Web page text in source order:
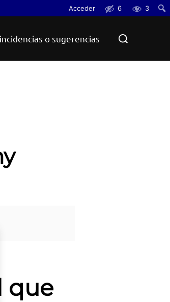
Acceder 6
3
o sugerencias
Buscar:
que